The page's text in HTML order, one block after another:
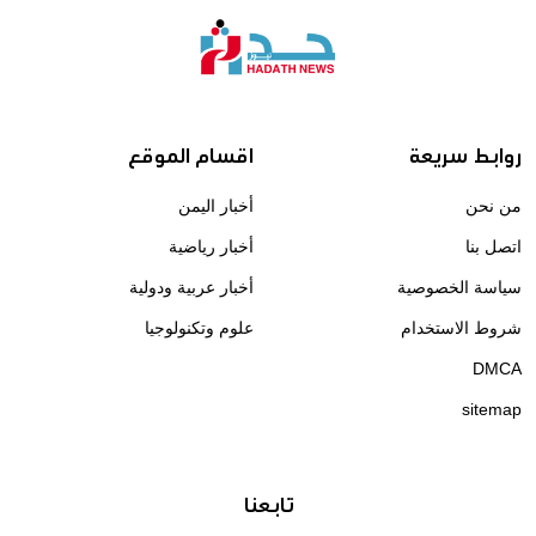
روابط سريعة
من نحن
اتصل بنا
سياسة الخصوصية
شروط الاستخدام
DMCA
sitemap
اقسام الموقع
أخبار اليمن
أخبار رياضية
أخبار عربية ودولية
علوم وتكنولوجيا
تابعنا